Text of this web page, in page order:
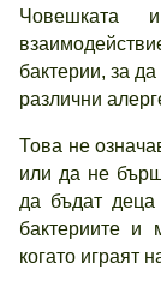
Човешката
бактерии, за
различни
Това не
или да не
да бъдат
бактериите и
когато играят